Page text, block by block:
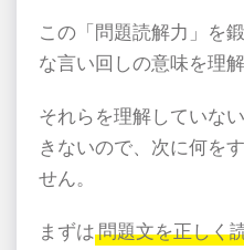
この「問題読解力」を
な言い回しの意味を理
それらを理解していな
きないので、次に何を
せん。
まずは 問題文を正しく